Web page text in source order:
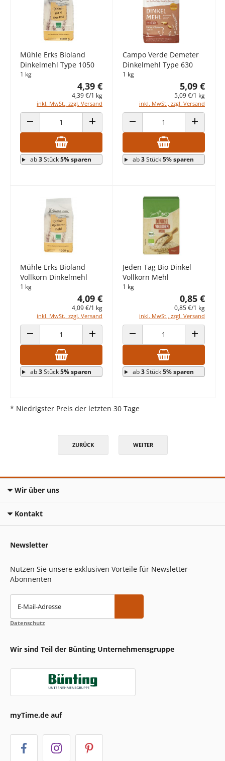
Mühle Erks Bioland
Dinkelmehl Type 1050
1 kg
4,39 €
4,39 €/1 kg
inkl. MwSt., zzgl. Versand
ANZAHL VERRINGERN ANZAHL ERHÖHEN
ab3Stück5% sparen
Campo Verde Demeter
Dinkelmehl Type 630
1 kg
5,09 €
5,09 €/1 kg
inkl. MwSt., zzgl. Versand
ANZAHL VERRINGERN ANZAHL
ab3Stück5% sparen
Mühle Erks Bioland
Vollkorn Dinkelmehl
1 kg
4,09 €
4,09 €/1 kg
inkl. MwSt., zzgl. Versand
ANZAHL VERRINGERN ANZAHL ERHÖHEN
ab3Stück5% sparen
Jeden Tag Bio Dinkel
Vollkorn Mehl
1 kg
0,85 €
0,85 €/1 kg
inkl. MwSt., zzgl. Versand
ANZAHL VERRINGERN ANZAHL
ab3Stück5% sparen
* Niedrigster Preis der letzten 30 Tage
ZURÜCK WEITER
Wir über uns
Kontakt
Newsletter
Nutzen Sie unsere exklusiven Vorteile für Newsletter-
Abonnenten
E-Mail-Adresse
Datenschutz
Wir sind Teil der Bünting Unternehmensgruppe
myTime.de auf